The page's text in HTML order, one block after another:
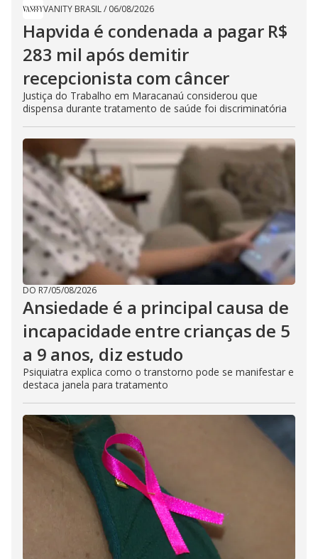
VANITY BRASIL/ 06/08/2026
Hapvida é condenada a pagar R$
283 mil após demitir
recepcionista com câncer
Justiça do Trabalho em Maracanaú considerou que
dispensa durante tratamento de saúde foi discriminatória
DO R7/05/08/2026
Ansiedade é a principal causa de
incapacidade entre crianças de 5
a 9 anos, diz estudo
Psiquiatra explica como o transtorno pode se manifestar e
destaca janela para tratamento